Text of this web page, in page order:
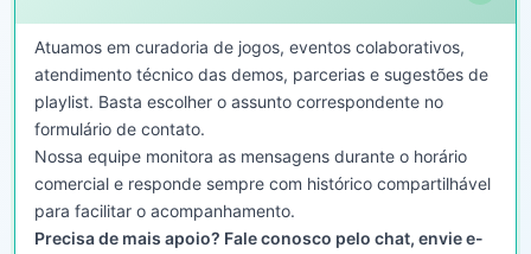
Atuamos em curadoria de jogos, eventos colaborativos,
atendimento técnico das demos, parcerias e sugestões de
playlist. Basta escolher o assunto correspondente no
formulário de contato.
Nossa equipe monitora as mensagens durante o horário
comercial e responde sempre com histórico compartilhável
para facilitar o acompanhamento.
Precisa de mais apoio? Fale conosco pelo chat, envie e-